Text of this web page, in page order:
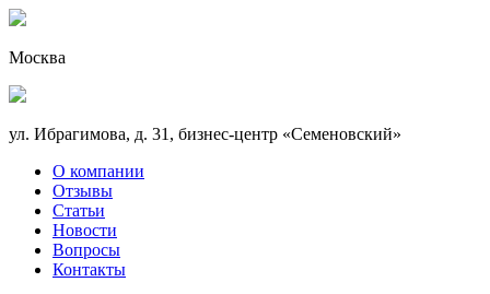
Москва
ул. Ибрагимова, д. 31, бизнес-центр «Семеновский»
О компании
Отзывы
Статьи
Новости
Вопросы
Контакты